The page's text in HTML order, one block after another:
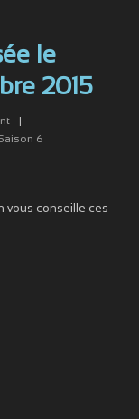
le
2015
6
vous conseille ces